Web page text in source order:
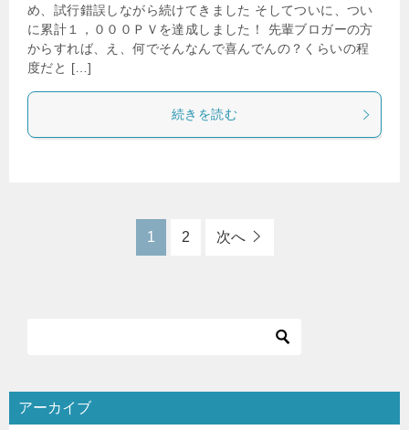
め、試行錯誤しながら続けてきました そしてついに、つい
に累計１，０００ＰＶを達成しました！ 先輩ブロガーの方
からすれば、え、何でそんなんで喜んでんの？くらいの程
度だと […]
続きを読む
1 2 次へ
アーカイブ